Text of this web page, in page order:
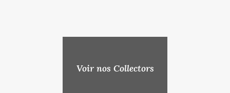
Voir nos Collectors